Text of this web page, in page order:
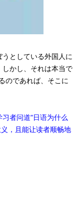
としている外国人に
しかし、それは本当で
のであれば、そこに
者问道“日语为什么
，且能让读者顺畅地